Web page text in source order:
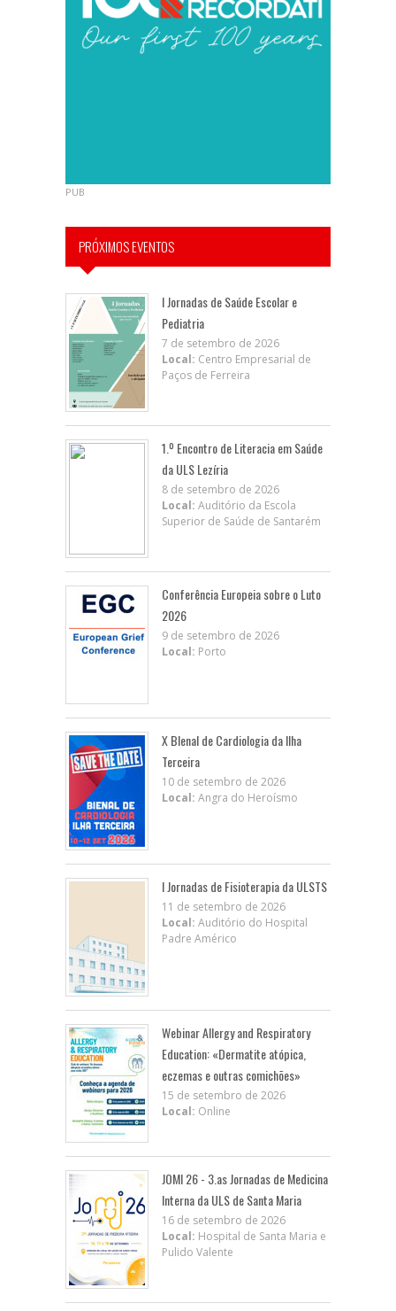
PUB
PRÓXIMOS EVENTOS
I Jornadas de Saúde Escolar e
Pediatria
7 de setembro de 2026
Local: Centro Empresarial de
Paços de Ferreira
1.º Encontro de Literacia em Saúde
da ULS Lezíria
8 de setembro de 2026
Local: Auditório da Escola
Superior de Saúde de Santarém
Conferência Europeia sobre o Luto
2026
9 de setembro de 2026
Local: Porto
X BIenal de Cardiologia da Ilha
Terceira
10 de setembro de 2026
Local: Angra do Heroísmo
I Jornadas de Fisioterapia da ULSTS
11 de setembro de 2026
Local: Auditório do Hospital
Padre Américo
Webinar Allergy and Respiratory
Education: «Dermatite atópica,
eczemas e outras comichões»
15 de setembro de 2026
Local: Online
JOMI 26 - 3.as Jornadas de Medicina
Interna da ULS de Santa Maria
16 de setembro de 2026
Local: Hospital de Santa Maria e
Pulido Valente